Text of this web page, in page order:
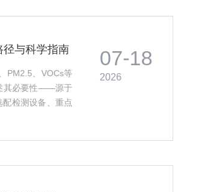
07-18
2026
径与科学指南
PM2.5、VOCs等
其必要性——源于
检测设备、重点